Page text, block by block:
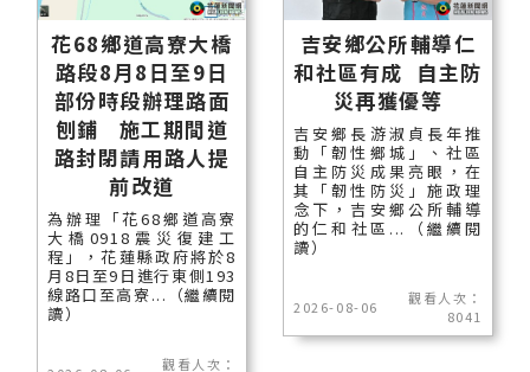
花68鄉道高寮大橋
路段8月8日至9日
部份時段辦理路面
刨鋪 施工期間道
路封閉請用路人提
前改道
為辦理「花68鄉道高寮
大橋0918震災復建工
程」，花蓮縣政府將於8
月8日至9日進行東側193
線路口至高寮...（繼續閱
讀）
觀看人次：
吉安鄉公所輔導仁
和社區有成 自主防
災再獲優等
吉安鄉長游淑貞長年推
動「韌性鄉城」、社區
自主防災成果亮眼，在
其「韌性防災」施政理
念下，吉安鄉公所輔導
的仁和社區...（繼續閱
讀）
2026-08-06
觀看人次：
8041